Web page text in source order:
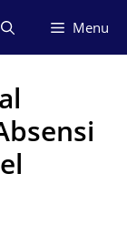
Menu